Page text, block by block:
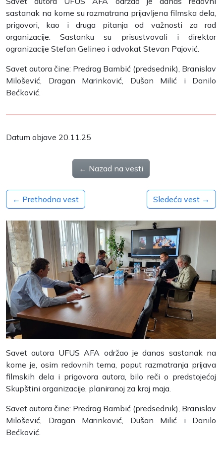
sastanak na kome su razmatrana prijavljena filmska dela,
prigovori, kao i druga pitanja od važnosti za rad
organizacije. Sastanku su prisustvovali i direktor
ogranizacije Stefan Gelineo i advokat Stevan Pajović.
Savet autora čine: Predrag Bambić (predsednik), Branislav
Milošević, Dragan Marinković, Dušan Milić i Danilo
Bećković.
Datum objave 20.11.25
← Nazad na vesti
← Prethodna vest Sledeća vest →
Savet autora UFUS AFA održao je danas sastanak na
kome je, osim redovnih tema, poput razmatranja prijava
filmskih dela i prigovora autora, bilo reči o predstojećoj
Skupštini organizacije, planiranoj za kraj maja.
Savet autora čine: Predrag Bambić (predsednik), Branislav
Milošević, Dragan Marinković, Dušan Milić i Danilo
Bećković.